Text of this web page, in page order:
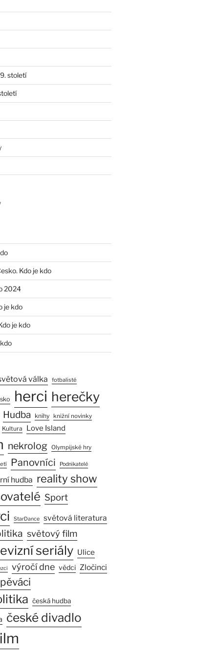
století
Kdo je kdo
2024
je kdo
je kdo
válka fotbalisté
herci herečky
Hudba knihy knižní novinky
Kultura Love Island
nekrolog Olympijské hry
Panovníci Podnikatelé
hudba reality show
Sport
StarDance světová literatura
světový film
seriály Ulice
výročí dne vědci Zločinci
česká hudba
české divadlo